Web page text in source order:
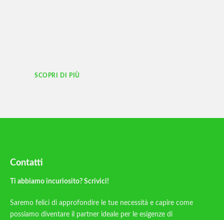
SCOPRI DI PIÙ
Contatti
Ti abbiamo incuriosito? Scrivici!
Saremo felici di approfondire le tue necessità e capire come
possiamo diventare il partner ideale per le esigenze di